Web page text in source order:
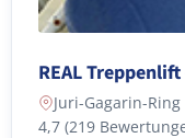
REAL
Juri-Gagarin-Ring
4,7 (219